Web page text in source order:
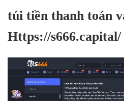
túi tiền thanh toán
Https://s666.capital/